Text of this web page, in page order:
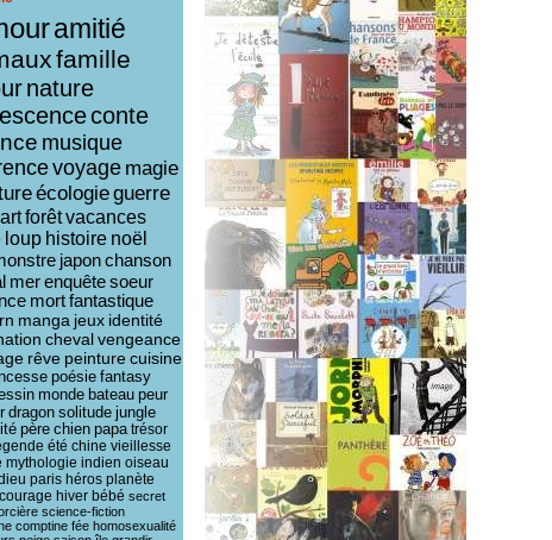
amitié
famille
nature
conte
musique
voyage magie
écologieguerre
artforêtvacances
loup histoire noël
japonchanson
merenquêtesoeur
mortfantastique
manga jeux identité
chevalvengeance
rêve peinture cuisine
poésie fantasy
monde bateau peur
dragon solitude jungle
père chien papa trésor
été chine vieillesse
mythologie indien oiseau
paris héros planète
courage hiver bébé secret
science-fiction
comptine fée homosexualité